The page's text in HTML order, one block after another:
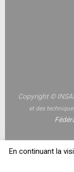
Copyright ©
et des
En continuant la